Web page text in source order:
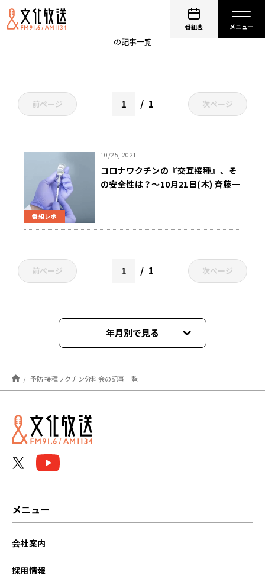
番組表
予防 接種ワクチン分科会
の記事一覧
前ページ 1 次ページ
番組レポ
10/25, 2021
コロナワクチンの『交互接種』、そ
の安全性は？～10月21日(木) 斉藤一
前ページ 1 次ページ
年月別で見る
2021年10月
予防 接種ワクチン分科会の記事一覧
メニュー
会社案内
採用情報